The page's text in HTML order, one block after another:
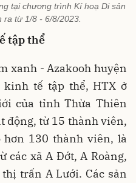
tại chương trình Kí hoạ Di sản
ra từ 1/8 - 6/8/2023.
tập thể
xanh - Azakooh huyện
tế tập thể, HTX ở
của tỉnh Thừa Thiên
động, từ 15 thành viên,
hơn 130 thành viên, là
các xã A Đớt, A Roàng,
trấn A Lưới. Các sản